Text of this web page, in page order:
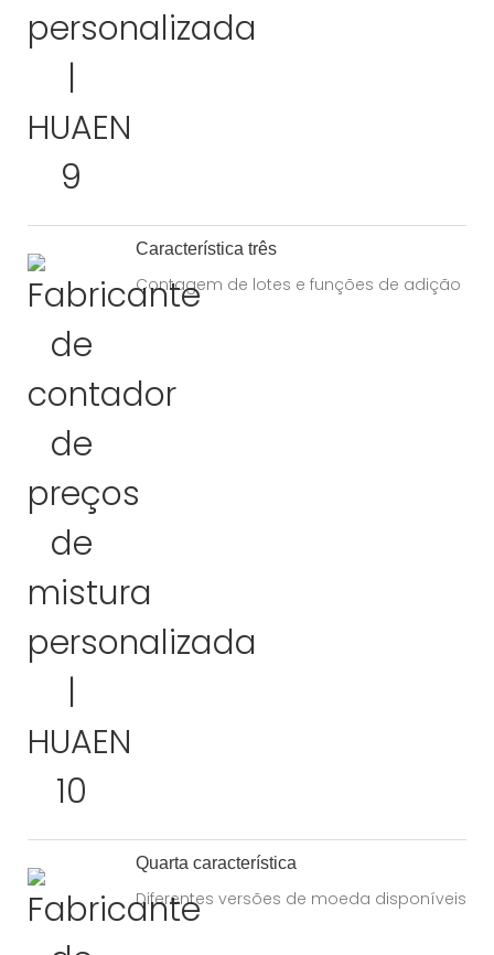
Característica três
Contagem de lotes e funções de adição
Quarta característica
Diferentes versões de moeda disponíveis